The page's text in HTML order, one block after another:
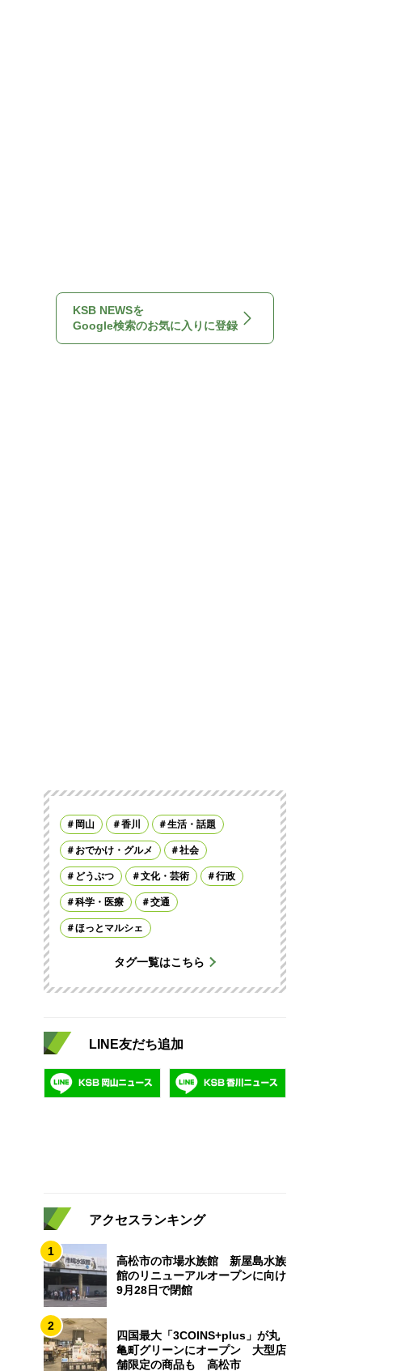
KSB NEWSを
Google検索のお気に入りに登録
岡山 香川 生活・話題
おでかけ・グルメ 社会
どうぶつ 文化・芸術 行政
科学・医療 交通
ほっとマルシェ
タグ一覧はこちら
LINE友だち追加
アクセスランキング
1
高松市の市場水族館 新屋島水族
館のリニューアルオープンに向け
9月28日で閉館
2
四国最大「3COINS+plus」が丸
亀町グリーンにオープン 大型店
舗限定の商品も 高松市